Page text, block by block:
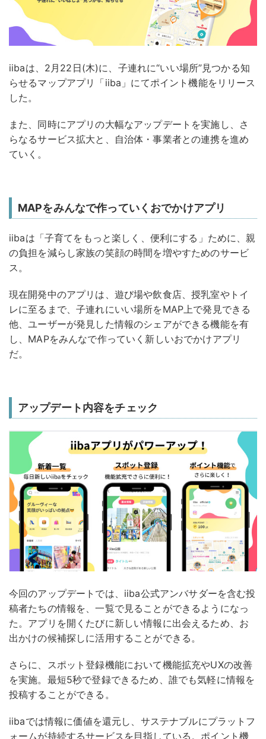
iibaは、2月22日(木)に、子連れに“いい場所”見つかる知
らせるマップアプリ「iiba」にてポイント機能をリリース
した。
また、同時にアプリの大幅なアップデートを実施し、さ
らなるサービス拡大と、自治体・事業者との連携を進め
ていく。
MAPをみんなで作っていくおでかけアプリ
iibaは「子育てをもっと楽しく、便利にする」ために、親
の負担を減らし家族の笑顔の時間を増やすためのサービ
ス。
現在開発中のアプリは、遊び場や飲食店、授乳室やトイ
レに至るまで、子連れにいい場所をMAP上で発見できる
他、ユーザーが発見した情報のシェアができる機能を有
し、MAPをみんなで作っていく新しいおでかけアプリ
だ。
アップデート内容をチェック
今回のアップデートでは、iiba公式アンバサダーを含む投
稿者たちの情報を、一覧で見ることができるようになっ
た。アプリを開くたびに新しい情報に出会えるため、お
出かけの候補探しに活用することができる。
さらに、スポット登録機能において機能拡充やUXの改善
を実施。最短5秒で登録できるため、誰でも気軽に情報を
投稿することができる。
iibaでは情報に価値を還元し、サステナブルにプラットフ
ォームが持続するサービスを目指している。ポイント機